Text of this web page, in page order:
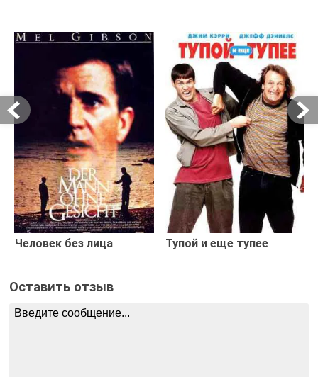
Человек без лица Тупой и еще тупее
Оставить отзыв